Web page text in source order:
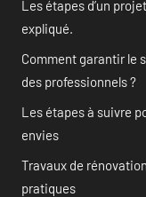
Les étapes d’un
expliqué.
Comment garantir le
des professionnels ?
Les étapes à suivre
envies
Travaux de
pratiques